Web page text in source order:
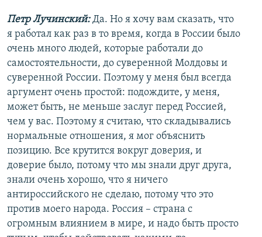
Петр Лучинский:Да. Но я хочу вам сказать, что
я работал как раз в то время, когда в России было
очень много людей, которые работали до
самостоятельности, до суверенной Молдовы и
суверенной России. Поэтому у меня был всегда
аргумент очень простой: подождите, у меня,
может быть, не меньше заслуг перед Россией,
чем у вас. Поэтому я считаю, что складывались
нормальные отношения, я мог объяснить
позицию. Все крутится вокруг доверия, и
доверие было, потому что мы знали друг друга,
знали очень хорошо, что я ничего
антироссийского не сделаю, потому что это
против моего народа. Россия – страна с
огромным влиянием в мире, и надо быть просто